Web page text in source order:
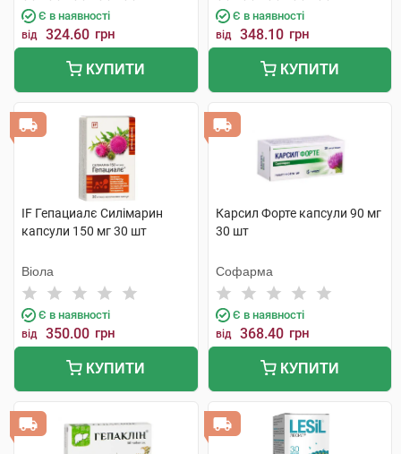
Є в наявності
від 324.60 грн
КУПИТИ
Є в наявності
від 348.10 грн
КУПИТИ
IF Гепациалє Силімарин
капсули 150 мг 30 шт
Віола
Є в наявності
від 350.00 грн
КУПИТИ
Карсил Форте капсули 90 мг
30 шт
Софарма
Є в наявності
від 368.40 грн
КУПИТИ